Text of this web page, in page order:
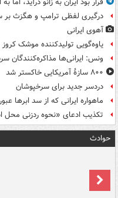
درگیری لفظی ترامپ و هگزث بر
آهوی ایرانی
یاوه‌گویی تولیدکننده موشک کروز
ونس: ایرانی‌ها مذاکره‌کنندگان
۸۰۰ سازۀ آمریکایی خاکستر شد
دردسر جدید برای سرخپوشان
ماهواره ایرانی که از سد ابرها
تکذیب ادعای «نحوه ردزنی محل
حوادث